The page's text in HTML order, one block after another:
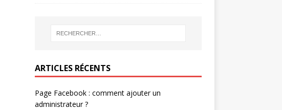
ARTICLES RÉCENTS
Page Facebook : comment ajouter un
administrateur ?